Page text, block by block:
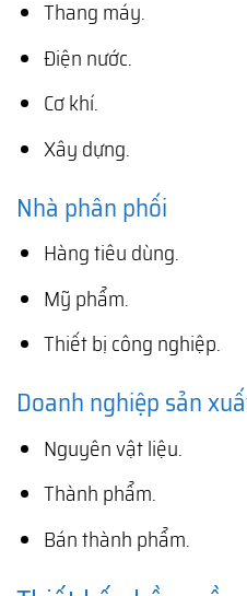
Thang máy.
Điện nước.
Cơ khí.
Xây dựng.
Nhà phân phối
Hàng tiêu dùng.
Mỹ phẩm.
Thiết bị công nghiệp.
Doanh nghiệp sản
Nguyên vật liệu.
Thành phẩm.
Bán thành phẩm.